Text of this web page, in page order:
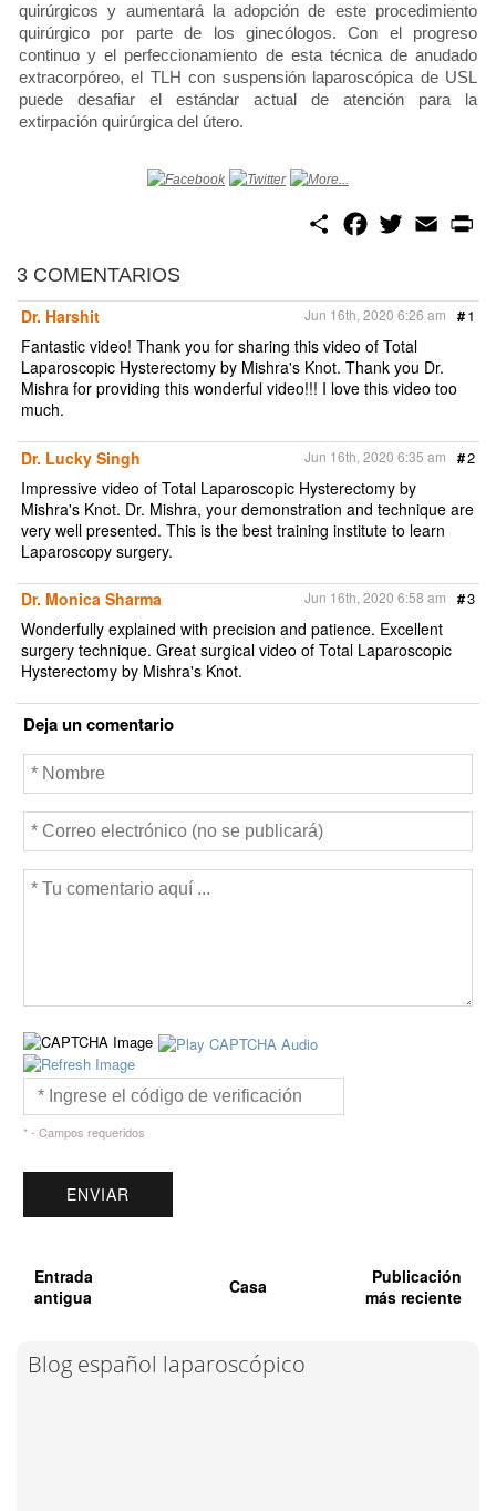
quirúrgicos y aumentará la adopción de este procedimiento
quirúrgico por parte de los ginecólogos. Con el progreso
continuo y el perfeccionamiento de esta técnica de anudado
extracorpóreo, el TLH con suspensión laparoscópica de USL
puede desafiar el estándar actual de atención para la
extirpación quirúrgica del útero.
S
o
o
k
w
e
r
E
m
3 COMENTARIOS
Dr. Harshit
#1
Jun 16th, 2020 6:26 am
Fantastic video! Thank you for sharing this video of Total
Laparoscopic Hysterectomy by Mishra's Knot. Thank you Dr.
Mishra for providing this wonderful video!!! I love this video too
much.
Dr. Lucky Singh #2
Jun 16th, 2020 6:35 am
Impressive video of Total Laparoscopic Hysterectomy by
Mishra's Knot. Dr. Mishra, your demonstration and technique are
very well presented. This is the best training institute to learn
Laparoscopy surgery.
Dr. Monica Sharma #3
Jun 16th, 2020 6:58 am
Wonderfully explained with precision and patience. Excellent
surgery technique. Great surgical video of Total Laparoscopic
Hysterectomy by Mishra's Knot.
Deja un comentario
* - Campos requeridos
Entrada
antigua
Casa
Publicación
más reciente
Blog español laparoscópico